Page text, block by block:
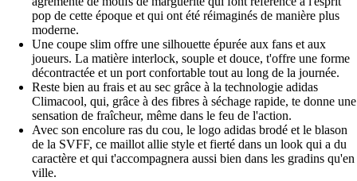
pop de cette époque et qui ont été réimaginés de manière plus
moderne.
Une coupe slim offre une silhouette épurée aux fans et aux
joueurs. La matière interlock, souple et douce, t'offre une forme
décontractée et un port confortable tout au long de la journée.
Reste bien au frais et au sec grâce à la technologie adidas
Climacool, qui, grâce à des fibres à séchage rapide, te donne une
sensation de fraîcheur, même dans le feu de l'action.
Avec son encolure ras du cou, le logo adidas brodé et le blason
de la SVFF, ce maillot allie style et fierté dans un look qui a du
caractère et qui t'accompagnera aussi bien dans les gradins qu'en
ville.